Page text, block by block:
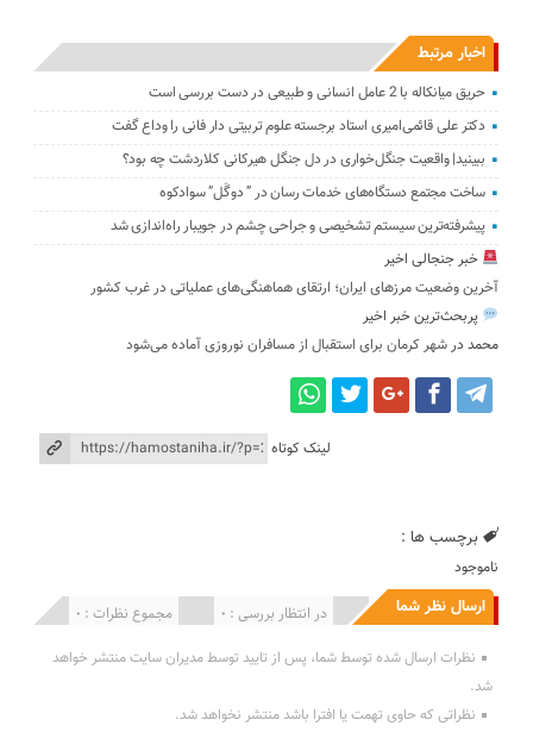
اخبار مرتبط
حریق میانکاله با 2 عامل انسانی و طبیعی در دست بررسی است
دکتر علی قائمی‌امیری استاد برجسته علوم تربیتی دار فانی را وداع گفت
ببینید| واقعیت جنگل‌خواری در دل جنگل هیرکانی کلاردشت چه بود؟
ساخت مجتمع دستگاه‌های خدمات رسان در ” دوگَل” سوادکوه
پیشرفته‌ترین سیستم تشخیصی و جراحی چشم در جویبار راه‌اندازی شد
خبر جنجالی اخیر
آخرین وضعیت مرزهای ایران؛ ارتقای هماهنگی‌های عملیاتی در غرب کشور
پربحث‌ترین خبر اخیر
محمد درشهر کرمان برای استقبال از مسافران نوروزی آماده می‌شود
لینک کوتاه
برچسب ها :
ناموجود
ارسال نظر شما مجموع نظرات : 0 در انتظار بررسی : 0 انتشار یافته : 0
نظرات ارسال شده توسط شما، پس از تایید توسط مدیران سایت منتشر خواهد
شد.
نظراتی که حاوی تهمت یا افترا باشد منتشر نخواهد شد.